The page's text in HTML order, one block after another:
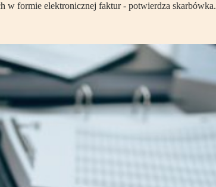
w formie elektronicznej faktur - potwierdza skarbówka.